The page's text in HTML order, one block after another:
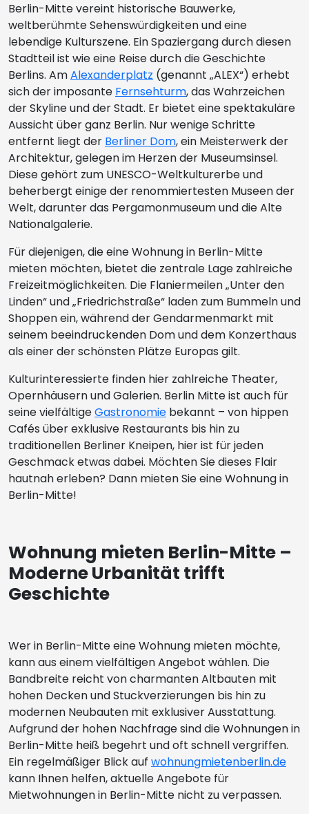
Berlin-Mitte vereint historische Bauwerke,
weltberühmte Sehenswürdigkeiten und eine
lebendige Kulturszene. Ein Spaziergang durch diesen
Stadtteil ist wie eine Reise durch die Geschichte
Berlins. AmAlexanderplatz (genannt „ALEX“) erhebt
sich der imposante Fernsehturm, das Wahrzeichen
der Skyline und der Stadt. Er bietet eine spektakuläre
Aussicht über ganz Berlin. Nur wenige Schritte
entfernt liegt der Berliner Dom, ein Meisterwerk der
Architektur, gelegen im Herzen der Museumsinsel.
Diese gehört zum UNESCO-Weltkulturerbe und
beherbergt einige der renommiertesten Museen der
Welt, darunter das Pergamonmuseum und die Alte
Nationalgalerie.
Für diejenigen, die eine Wohnung in Berlin-Mitte
mieten möchten, bietet die zentrale Lage zahlreiche
Freizeitmöglichkeiten. Die Flaniermeilen „Unter den
Linden“ und „Friedrichstraße“ laden zum Bummeln und
Shoppen ein, während der Gendarmenmarkt mit
seinem beeindruckenden Dom und dem Konzerthaus
als einer der schönsten Plätze Europas gilt.
Kulturinteressierte finden hier zahlreiche Theater,
Opernhäusern und Galerien. Berlin Mitte ist auch für
seine vielfältigeGastronomie bekannt – von hippen
Cafés über exklusive Restaurants bis hin zu
traditionellen Berliner Kneipen, hier ist für jeden
Geschmack etwas dabei. Möchten Sie dieses Flair
hautnah erleben? Dann mieten Sie eine Wohnung in
Berlin-Mitte!
Wohnung mieten Berlin-Mitte –
Moderne Urbanität trifft
Geschichte
Wer in Berlin-Mitte eine Wohnung mieten möchte,
kann aus einem vielfältigen Angebot wählen. Die
Bandbreite reicht von charmanten Altbauten mit
hohen Decken und Stuckverzierungen bis hin zu
modernen Neubauten mit exklusiver Ausstattung.
Aufgrund der hohen Nachfrage sind die Wohnungen in
Berlin-Mitte heiß begehrt und oft schnell vergriffen.
Ein regelmäßiger Blick auf wohnungmietenberlin.de
kann Ihnen helfen, aktuelle Angebote für
Mietwohnungen in Berlin-Mitte nicht zu verpassen.